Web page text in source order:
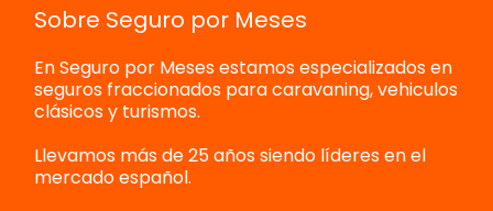
Sobre Seguro por Meses
En Seguro por Meses estamos especializados en
seguros fraccionados para caravaning, vehiculos
clásicos y turismos.
Llevamos más de 25 años siendo líderes en el
mercado español.